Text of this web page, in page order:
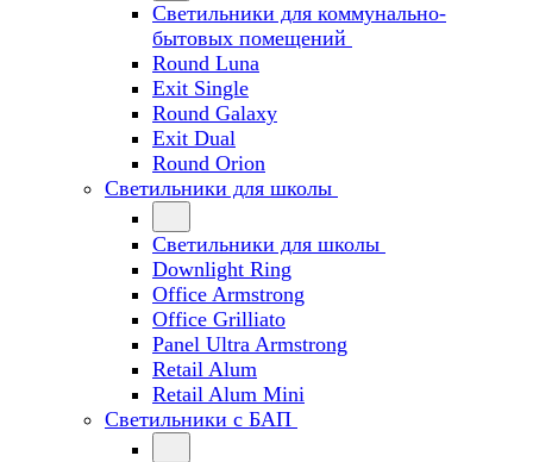
Светильники для коммунально-
бытовых помещений
Round Luna
Exit Single
Round Galaxy
Exit Dual
Round Orion
Светильники для школы
Светильники для школы
Downlight Ring
Office Armstrong
Office Grilliato
Panel Ultra Armstrong
Retail Alum
Retail Alum Mini
Светильники с БАП